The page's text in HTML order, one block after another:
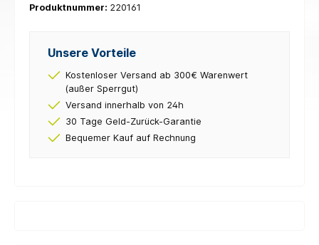
Produktnummer: 220161
Unsere Vorteile
Kostenloser Versand ab 300€ Warenwert
(außer Sperrgut)
Versand innerhalb von 24h
30 Tage Geld-Zurück-Garantie
Bequemer Kauf auf Rechnung